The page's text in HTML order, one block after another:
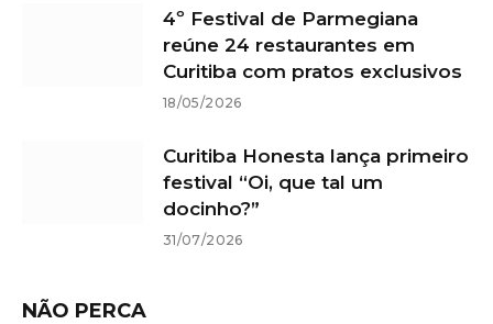
4º Festival de Parmegiana
reúne 24 restaurantes em
Curitiba com pratos exclusivos
18/05/2026
Curitiba Honesta lança primeiro
festival “Oi, que tal um
docinho?”
31/07/2026
NÃO PERCA